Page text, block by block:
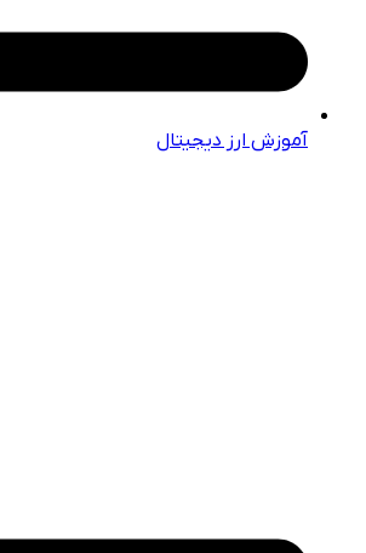
آموزش ارز دیجیتال